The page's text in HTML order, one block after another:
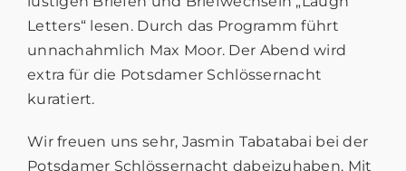
Letters“ lesen. Durch das Programm führt
unnachahmlich Max Moor. Der Abend wird
extra für die Potsdamer Schlössernacht
kuratiert.
Wir freuen uns sehr, Jasmin Tabatabai bei der
Potsdamer Schlössernacht dabeizuhaben. Mit